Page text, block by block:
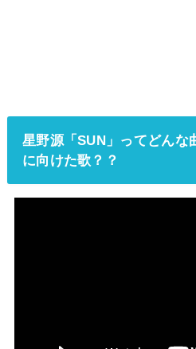
星野源「SUN」ってどんな
に向けた歌？？